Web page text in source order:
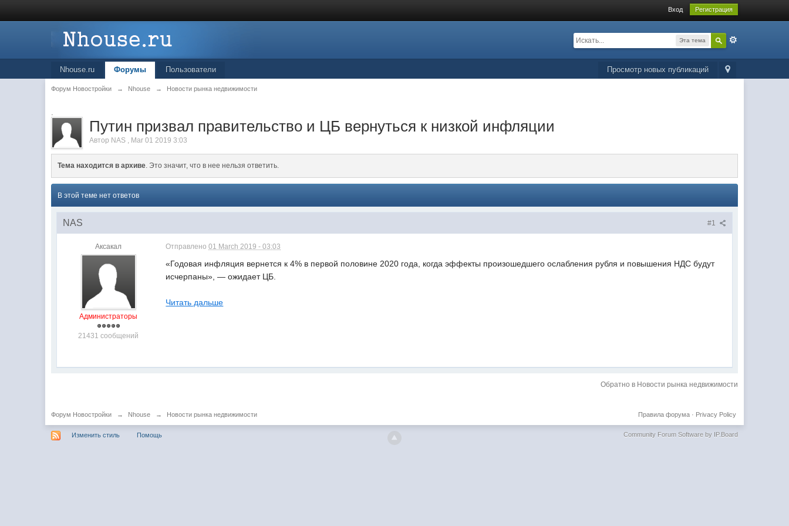
Вход Регистрация
Эта тема
Просмотр новых публикаций
Nhouse.ru Форумы Пользователи
Форум Новостройки → Nhouse → Новости рынка недвижимости
.
Путин призвал правительство и ЦБ вернуться к низкой инфляции
Автор NAS , Mar 01 2019 3:03
Тема находится в архиве. Это значит, что в нее нельзя ответить.
В этой теме нет ответов
#1
NAS
Аксакал
Администраторы
21431 сообщений
Отправлено01 March 2019 - 03:03
«Годовая инфляция вернется к 4% в первой половине 2020 года, когда эффекты произошедшего ослабления рубля и повышения НДС будут
исчерпаны», — ожидает ЦБ.
Читать дальше
Обратно в Новости рынка недвижимости
Форум Новостройки → Nhouse → Новости рынка недвижимости Privacy Policy
Правила форума·
Изменить стиль Помощь Community Forum Software by IP.Board